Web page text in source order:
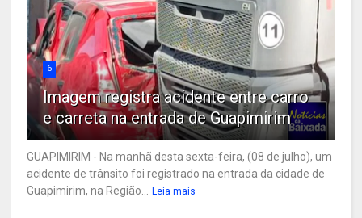
6
Imagem registra acidente entre carro
e carreta na entrada de Guapimirim
GUAPIMIRIM - Na manhã desta sexta-feira, (08 de julho), um
acidente de trânsito foi registrado na entrada da cidade de
Guapimirim, na Região...
Leia mais